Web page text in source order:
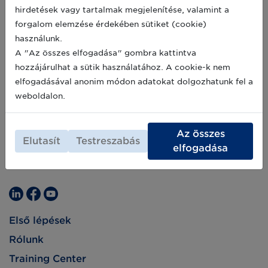
földeken fog tönkremenni. Egy új-zélandi cég
azonban már dolgozik a megoldáson.
2020-06-11
Első lépések
Rólunk
Training Center
hirdetések vagy tartalmak megjelenítése, valamint a
forgalom elemzése érdekében sütiket (cookie)
használunk.
A "Az összes elfogadása" gombra kattintva
hozzájárulhat a sütik használatához. A cookie-k nem
elfogadásával anonim módon adatokat dolgozhatunk fel a
weboldalon.
Elutasít Testreszabás
Az összes
elfogadása